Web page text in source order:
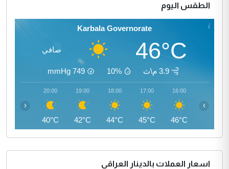
الطقس اليوم
Karbala Governorate
46°C صافي
3.9 م\ث 10%
749
mmHg
16:00
46°C
17:00
45°C
18:00
44°C
19:00
42°C
20:00
40°C
‹ ›
اسعار العملات بالدينار العراقي